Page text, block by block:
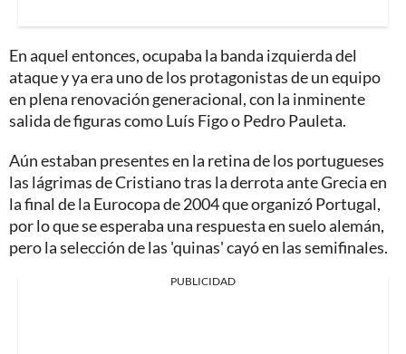
En aquel entonces, ocupaba la banda izquierda del
ataque y ya era uno de los protagonistas de un equipo
en plena renovación generacional, con la inminente
salida de figuras como Luís Figo o Pedro Pauleta.
Aún estaban presentes en la retina de los portugueses
las lágrimas de Cristiano tras la derrota ante Grecia en
la final de la Eurocopa de 2004 que organizó Portugal,
por lo que se esperaba una respuesta en suelo alemán,
pero la selección de las 'quinas' cayó en las semifinales.
PUBLICIDAD